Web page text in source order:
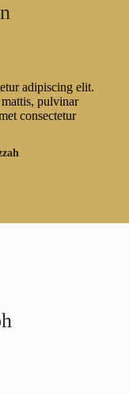
adipiscing elit.
pulvinar
consectetur